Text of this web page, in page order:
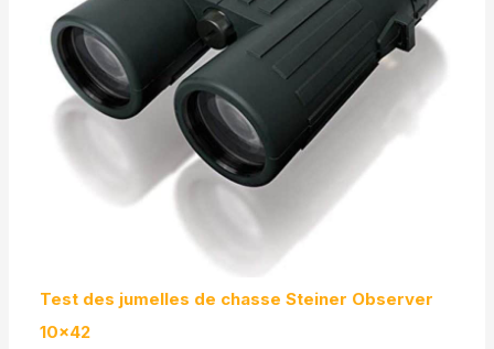
Test des jumelles de chasse Steiner Observer
10×42